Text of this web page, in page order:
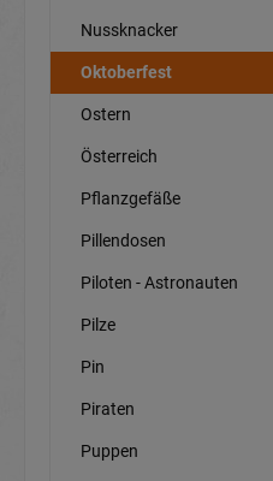
Nussknacker
Oktoberfest
Ostern
Österreich
Pflanzgefäße
Pillendosen
Piloten - Astronauten
Pilze
Pin
Piraten
Puppen